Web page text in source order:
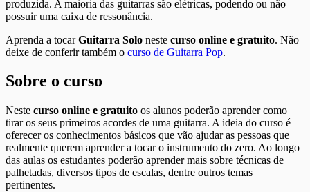
produzida. A maioria das guitarras são elétricas, podendo ou não
possuir uma caixa de ressonância.
Aprenda a tocarGuitarra Solo neste curso online e gratuito. Não
deixe de conferir também o curso de Guitarra Pop.
Sobre o curso
Neste curso online e gratuito os alunos poderão aprender como
tirar os seus primeiros acordes de uma guitarra. A ideia do curso é
oferecer os conhecimentos básicos que vão ajudar as pessoas que
realmente querem aprender a tocar o instrumento do zero. Ao longo
das aulas os estudantes poderão aprender mais sobre técnicas de
palhetadas, diversos tipos de escalas, dentre outros temas
pertinentes.